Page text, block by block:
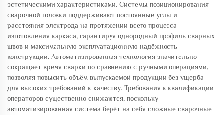
эстетическими характеристиками. Системы позиционирования
сварочной головки поддерживают постоянные углы и
расстояния электрода на протяжении всего процесса
изготовления каркаса, гарантируя однородный профиль сварных
швов и максимальную эксплуатационную надёжность
конструкции. Автоматизированная технология значительно
сокращает время сварки по сравнению с ручными операциями,
позволяя повысить объём выпускаемой продукции без ущерба
для высоких требований к качеству. Требования к квалификации
операторов существенно снижаются, поскольку
автоматизированная система берёт на себя сложные сварочные